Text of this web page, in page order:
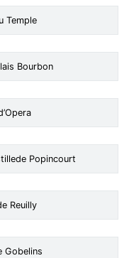
Temple
Bourbon
Popincourt
Reuilly
Gobelins